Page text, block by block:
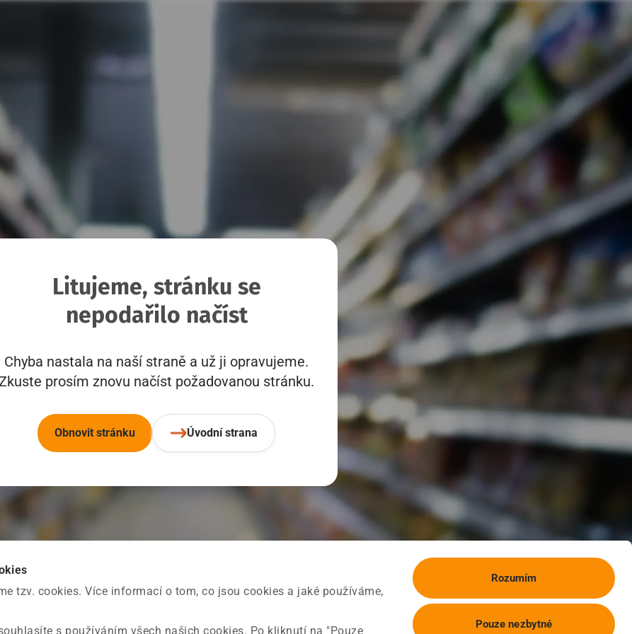
tzv. cookies. Více informací o tom, co jsou cookies a jaké používáme,
s používáním všech našich cookies. Po kliknutí na "Pouze
Rozumím
Pouze nezbytné
Litujeme, stránku se
nepodařilo načíst
Chyba nastala na naší straně a už ji opravujeme.
prosím znovu načíst požadovanou stránku.
Obnovit stránku Úvodní strana